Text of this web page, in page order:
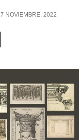
7 NOVIEMBRE, 2022